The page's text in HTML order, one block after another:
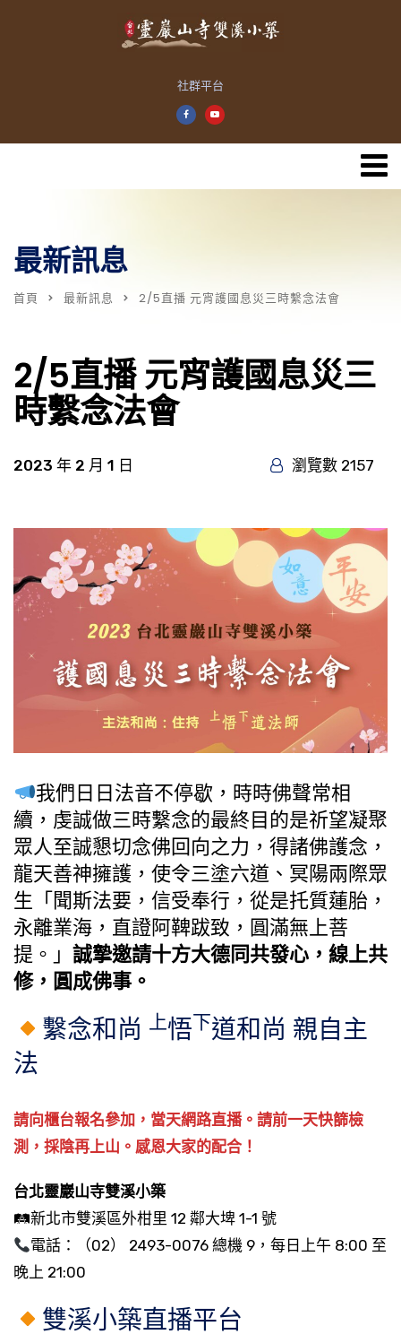
社群平台
最新訊息
首頁 最新訊息 2/5直播 元宵護國息災三時繫念法會
2/5直播 元宵護國息災三
時繫念法會
2023 年 2 月 1 日 瀏覽數 2157
我們日日法音不停歇，時時佛聲常相
續，虔誠做三時繫念的最終目的是祈望凝聚
眾人至誠懇切念佛回向之力，得諸佛護念，
龍天善神擁護，使令三塗六道、冥陽兩際眾
生「聞斯法要，信受奉行，從是托質蓮胎，
永離業海，直證阿鞞跋致，圓滿無上菩
提。」 誠摯邀請十方大德同共發心，線上共
修，圓成佛事。
繫念和尚 上悟下道和尚 親自主
法
請向櫃台報名參加，當天網路直播。請前一天快篩檢
測，採陰再上山。感恩大家的配合！
台北靈巖山寺雙溪小築
🛤新北市雙溪區外柑里 12 鄰大埤 1-1 號
電話：（02） 2493-0076 總機 9，每日上午 8:00 至
晚上 21:00
雙溪小築直播平台